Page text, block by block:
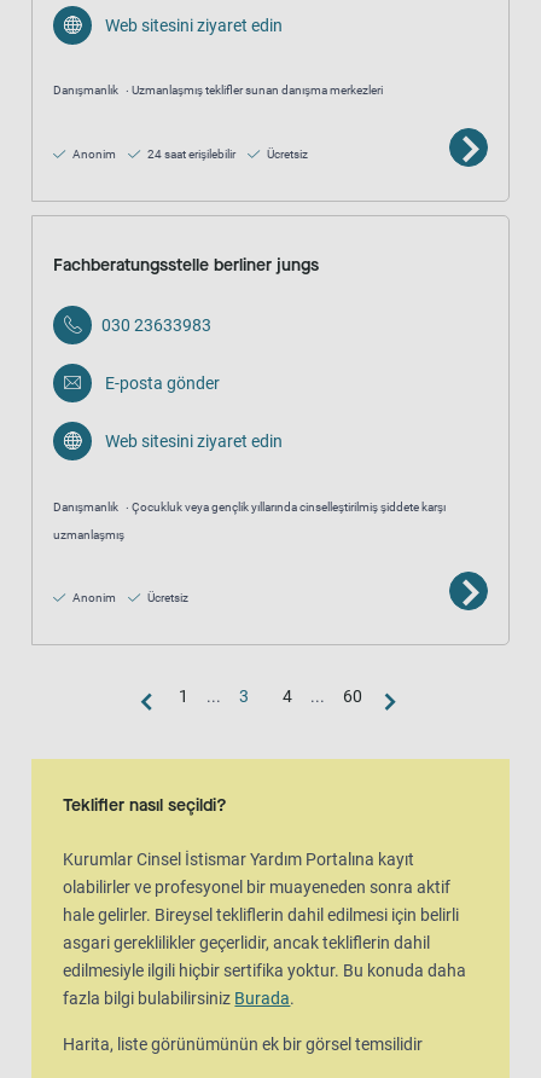
Web sitesini ziyaret edin
Danışmanlık Uzmanlaşmış teklifler sunan danışma merkezleri
Anonim 24 saat erişilebilir Ücretsiz
Fachberatungsstelle berliner jungs
030 23633983
E-posta gönder
Web sitesini ziyaret edin
Danışmanlık
Çocukluk veya gençlik yıllarında cinselleştirilmiş şiddete karşı
uzmanlaşmış
Anonim Ücretsiz
1 ... 3 4 ... 60
Harita görünümü
Teklifler nasıl seçildi?
Kurumlar Cinsel İstismar Yardım Portalına kayıt
olabilirler ve profesyonel bir muayeneden sonra aktif
hale gelirler. Bireysel tekliflerin dahil edilmesi için belirli
asgari gereklilikler geçerlidir, ancak tekliflerin dahil
edilmesiyle ilgili hiçbir sertifika yoktur. Bu konuda daha
fazla bilgi bulabilirsiniz Burada.
Harita, liste görünümünün ek bir görsel temsilidir